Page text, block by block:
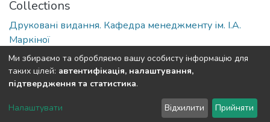
Collections
Друковані видання. Кафедра менеджменту ім. І.А.
Маркіної
Full item page
DSpace software copyright © 2002-2026 LYRASIS
Send Feedback
Ми збираємо та обробляємо вашу особисту інформацію для
таких цілей: автентифікація, налаштування,
підтвердження та статистика.
Налаштувати Відхилити Прийняти